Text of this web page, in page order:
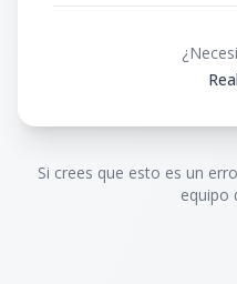
Si crees que esto es un
equipo